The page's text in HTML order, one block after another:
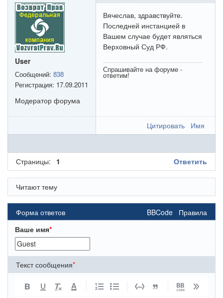
User
Сообщений: 838
Регистрация: 17.09.2011
Модератор форума
Вячеслав, здравствуйте.
Последней инстанцией в
Вашем случае будет являться
Верховный Суд РФ.
Спрашивайте на форуме -
ответим!
Цитировать Имя
Страницы: 1 Ответить
Читают тему
BBCode Правила
Форма ответов
Ваше имя*
Текст сообщения*
A